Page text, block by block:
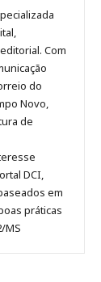
Com
do
Novo,
de
DCI,
em
práticas
MS